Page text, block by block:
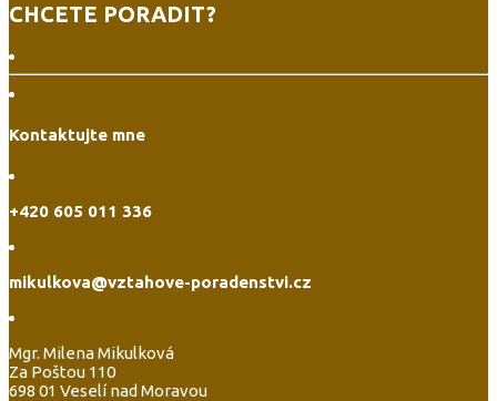
CHCETE PORADIT?
Kontaktujte mne
+420 605 011 336
mikulkova@vztahove-poradenstvi.cz
Mgr. Milena Mikulková
Za Poštou 110
698 01 Veselí nad Moravou